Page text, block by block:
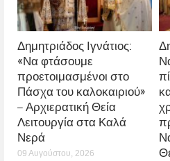
Δημητριάδος Ιγνάτιος:
«Να φτάσουμε
προετοιμασμένοι στο
Πάσχα του καλοκαιριού»
– Αρχιερατική Θεία
Λειτουργία στα Καλά
Νερά
09 Αυγούστου, 2026